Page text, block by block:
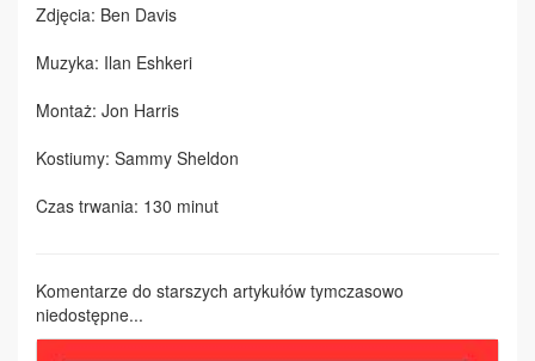
Zdjęcia: Ben Davis
Muzyka: Ilan Eshkeri
Montaż: Jon Harris
Kostiumy: Sammy Sheldon
Czas trwania: 130 minut
Komentarze do starszych artykułów tymczasowo
niedostępne...